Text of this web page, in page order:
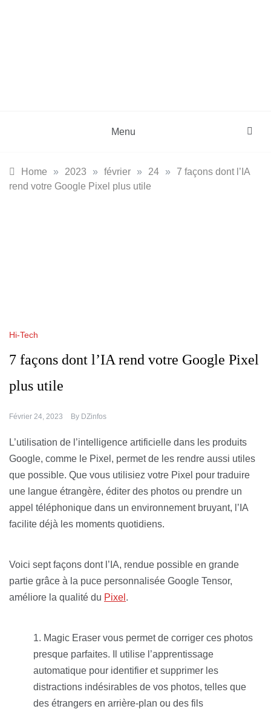
Menu
Home » 2023 » février » 24 »
7 façons dont l’IA
rend votre Google Pixel plus utile
Hi-Tech
7 façons dont l’IA rend votre Google Pixel
plus utile
Février 24, 2023 By DZinfos
L’utilisation de l’intelligence artificielle dans les produits
Google, comme le Pixel, permet de les rendre aussi utiles
que possible. Que vous utilisiez votre Pixel pour traduire
une langue étrangère, éditer des photos ou prendre un
appel téléphonique dans un environnement bruyant, l’IA
facilite déjà les moments quotidiens.
Voici sept façons dont l’IA, rendue possible en grande
partie grâce à la puce personnalisée Google Tensor,
améliore la qualité du Pixel .
Magic Eraser vous permet de corriger ces photos
presque parfaites. Il utilise l’apprentissage
automatique pour identifier et supprimer les
distractions indésirables de vos photos, telles que
des étrangers en arrière-plan ou des fils